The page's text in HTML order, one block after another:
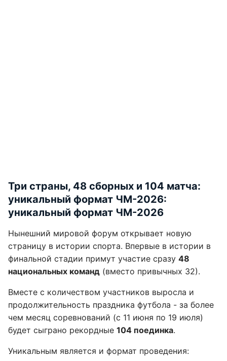
Три страны, 48 сборных и 104 матча:
уникальный формат ЧМ-2026:
уникальный формат ЧМ-2026
Нынешний мировой форум открывает новую
страницу в истории спорта. Впервые в истории в
финальной стадии примут участие сразу 48
национальных команд (вместо привычных 32).
Вместе с количеством участников выросла и
продолжительность праздника футбола - за более
чем месяц соревнований (с 11 июня по 19 июля)
будет сыграно рекордные 104 поединка.
Уникальным является и формат проведения: